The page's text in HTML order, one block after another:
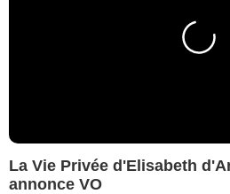
La Vie Privée d'Elisabeth
annonce VO